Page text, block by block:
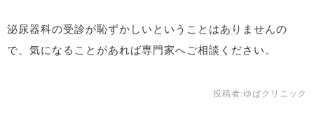
泌尿器科の受診が恥ずかしいということはありませんの
で、気になることがあれば専門家へご相談ください。
投稿者: ゆばクリニック